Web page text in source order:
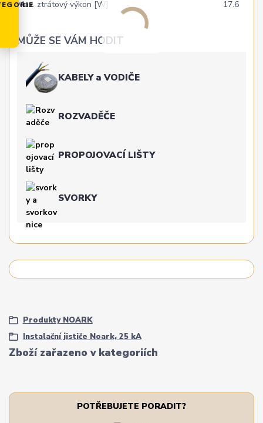
Max. ztrátový výkon [W] 17.6
MŮŽE SE VÁM HODIT
KABELY a VODIČE
ROZVADĚČE
PROPOJOVACÍ LIŠTY
SVORKY
Zboží zařazeno v kategoriích
Produkty NOARK
Instalační jističe Noark, 25 kA
POTŘEBUJETE PORADIT?